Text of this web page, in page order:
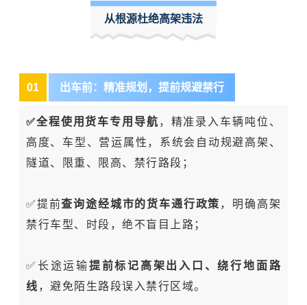
从根源杜绝高架违法
01 出车前：精准规划，提前规避禁行
✅全程使用货车专用导航 ，精准录入车辆吨位、
高度、车型、营运属性，系统会自动规避高架、
隧道、限重、限高、禁行路段；
✅提前查询途经城市的货车通行政策 ，明确高架
禁行车型、时段，绝不盲目上路；
✅长途运输提前标记高架出入口、绕行地面路
线 ，避免陌生路段误入禁行区域。